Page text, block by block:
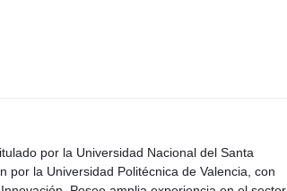
por la Universidad Nacional del Santa
por la Universidad Politécnica de Valencia, con